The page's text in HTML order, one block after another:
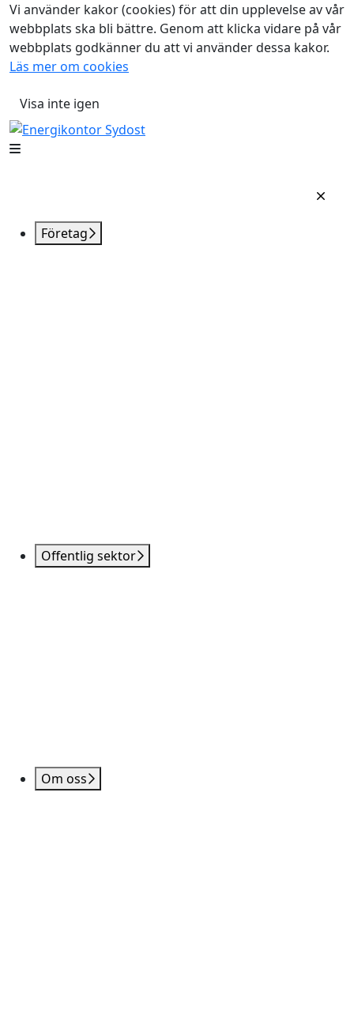
Vi använder kakor (cookies) för att din upplevelse av vår
webbplats ska bli bättre. Genom att klicka vidare på vår
webbplats godkänner du att vi använder dessa kakor.
Läs mer om cookies
Visa inte igen
Företag
Offentlig sektor
Om oss